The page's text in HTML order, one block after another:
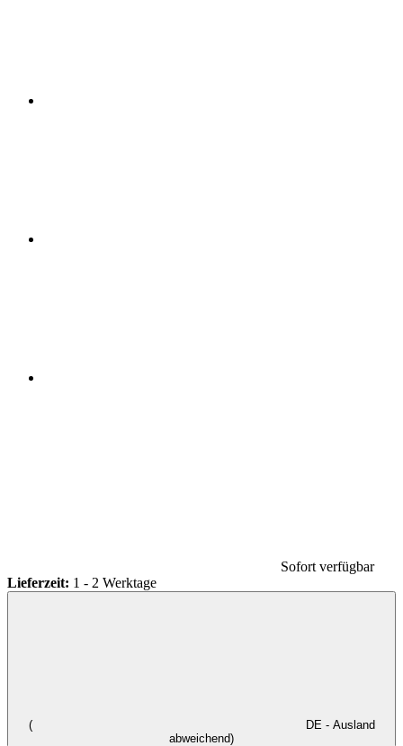
Sofort verfügbar
Lieferzeit: 1 - 2 Werktage
(
DE - Ausland
abweichend)